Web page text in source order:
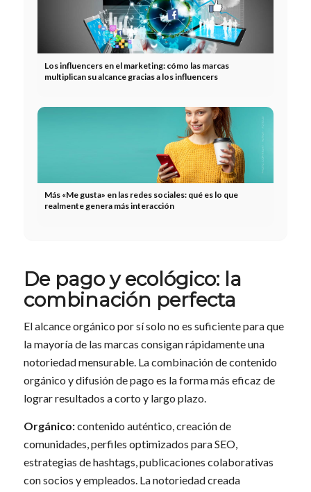
Los influencers en el marketing: cómo las marcas
multiplican su alcance gracias a los influencers
Más «Me gusta» en las redes sociales: qué es lo que
realmente genera más interacción
De pago y ecológico: la
combinación perfecta
El alcance orgánico por sí solo no es suficiente para que
la mayoría de las marcas consigan rápidamente una
notoriedad mensurable. La combinación de contenido
orgánico y difusión de pago es la forma más eficaz de
lograr resultados a corto y largo plazo.
Orgánico:contenido auténtico, creación de
comunidades, perfiles optimizados para SEO,
estrategias de hashtags, publicaciones colaborativas
con socios y empleados. La notoriedad creada